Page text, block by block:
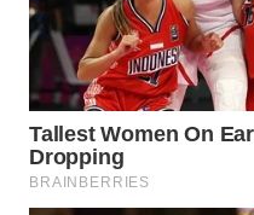
WN
MALUT
WN
DAIRI